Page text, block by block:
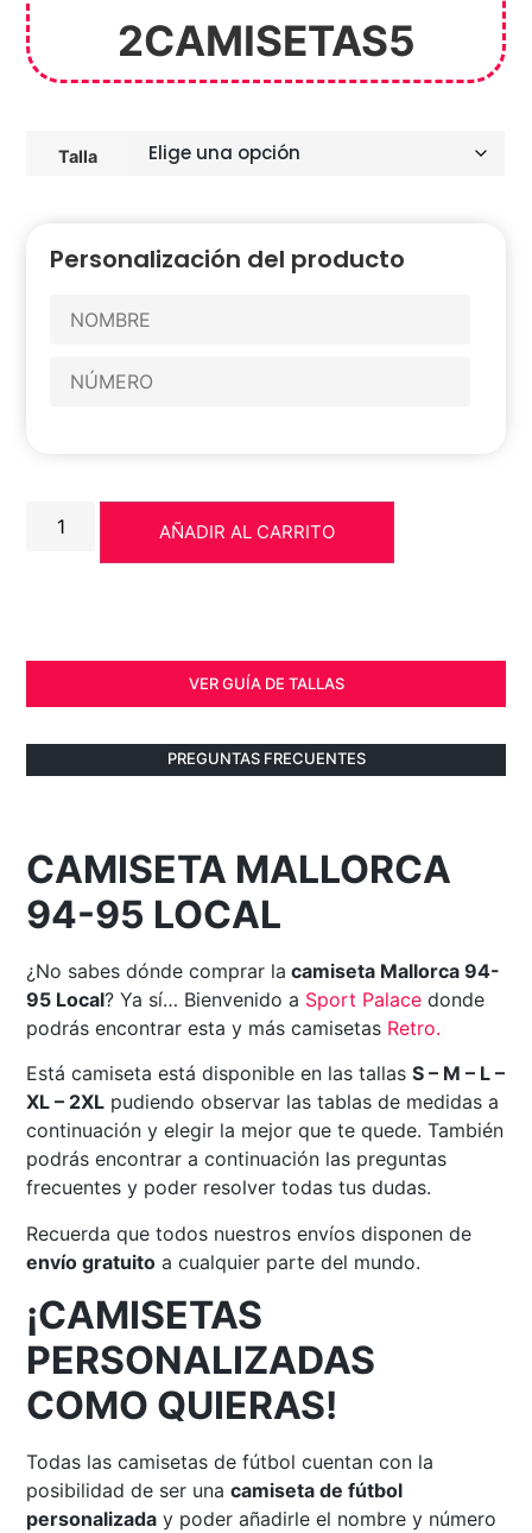
2CAMISETAS5
Talla
Personalización del producto
AÑADIR AL CARRITO
VER GUÍA DE TALLAS
PREGUNTAS FRECUENTES
CAMISETA MALLORCA
94-95 LOCAL
¿No sabes dónde comprar la camiseta Mallorca 94-
95 Local? Ya sí… Bienvenido a Sport Palace donde
podrás encontrar esta y más camisetas Retro.
Está camiseta está disponible en las tallasS – M – L –
XL – 2XL pudiendo observar las tablas de medidas a
continuación y elegir la mejor que te quede. También
podrás encontrar a continuación las preguntas
frecuentes y poder resolver todas tus dudas.
Recuerda que todos nuestros envíos disponen de
envío gratuito a cualquier parte del mundo.
¡CAMISETAS
PERSONALIZADAS
COMO QUIERAS!
Todas las camisetas de fútbol cuentan con la
posibilidad de ser unacamiseta de fútbol
personalizada y poder añadirle el nombre y número